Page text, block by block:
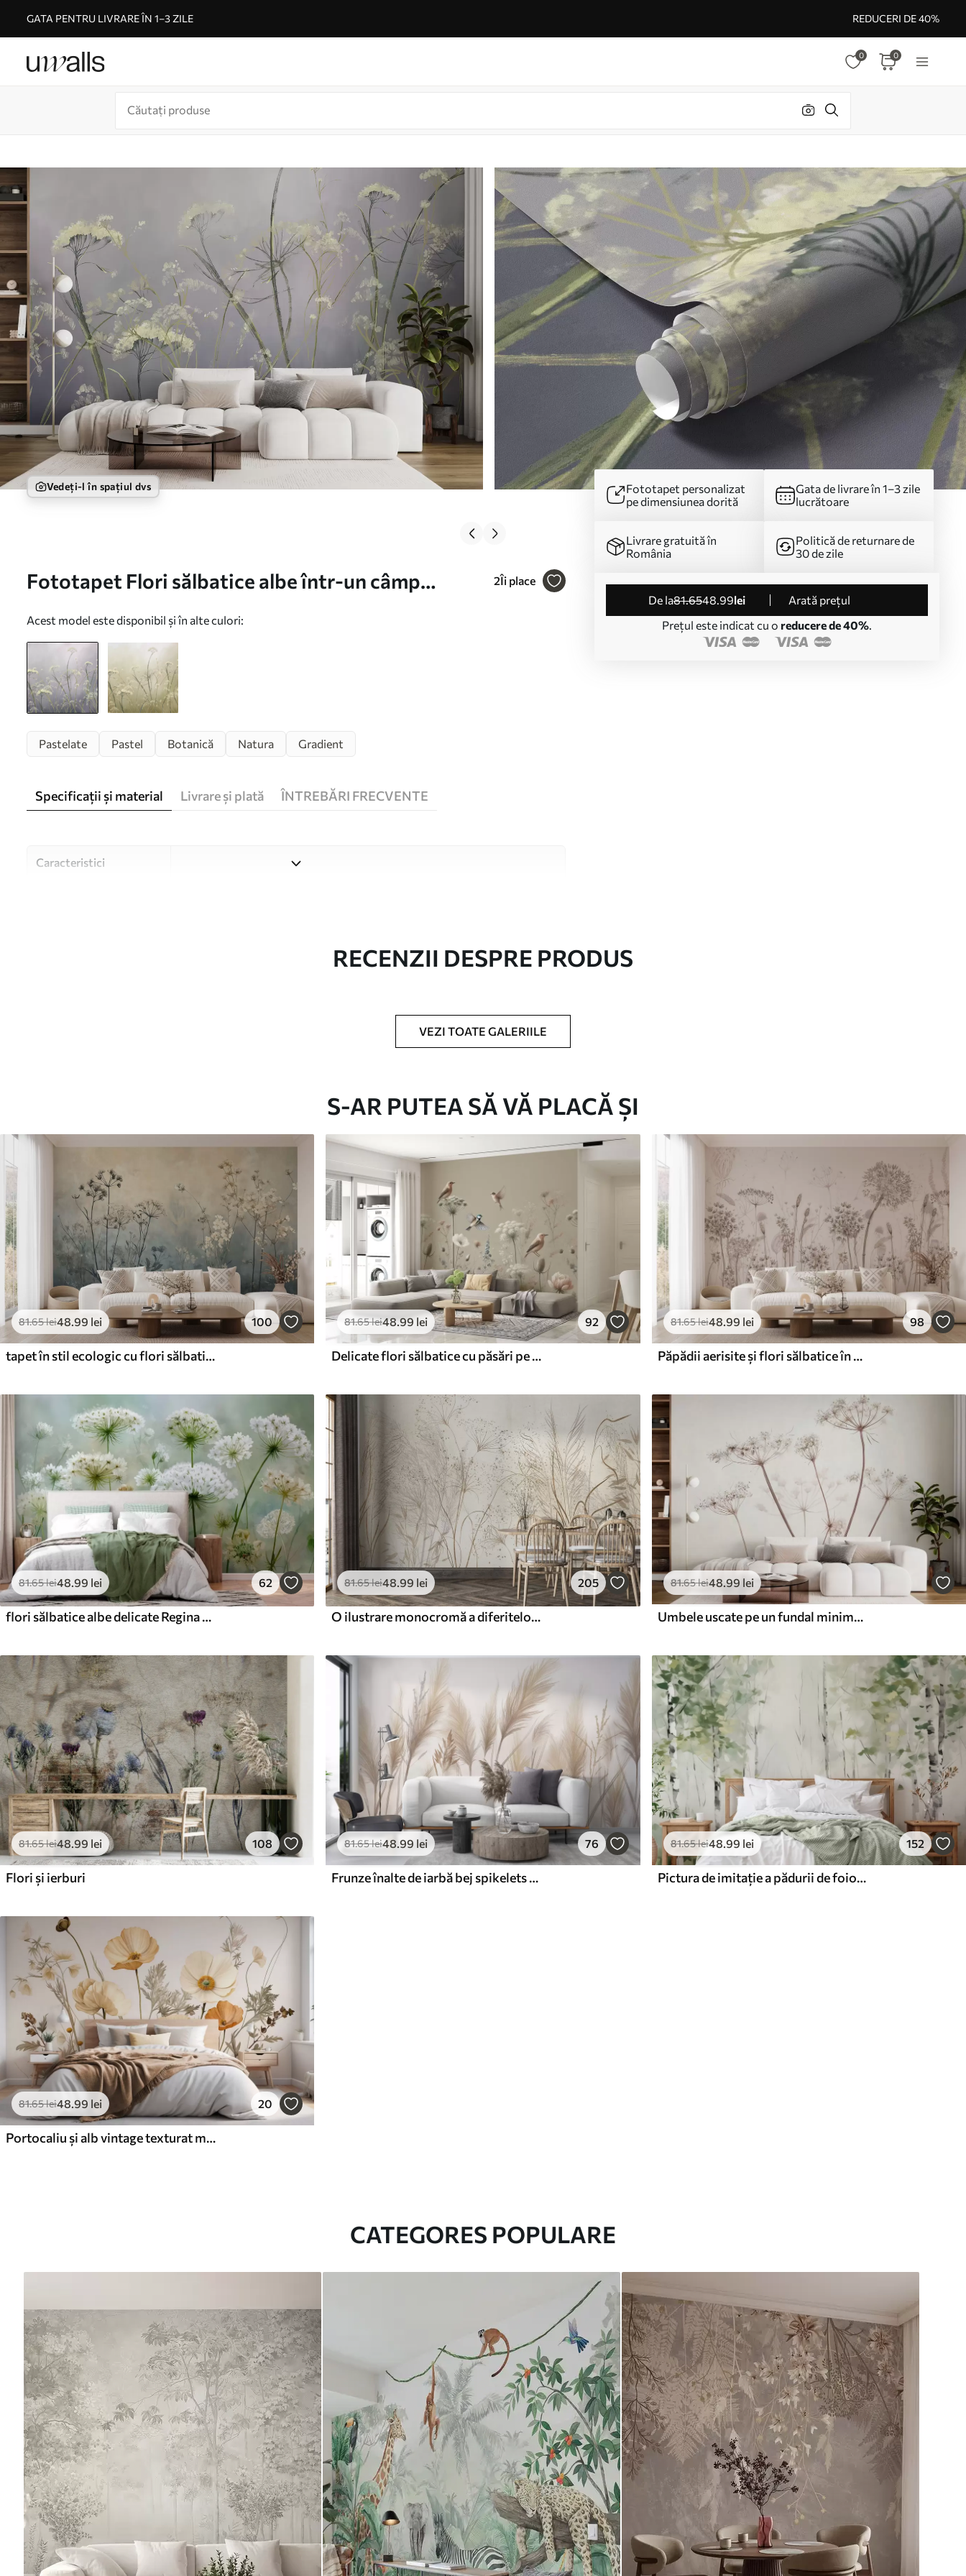
GATA PENTRU LIVRARE ÎN 1–3 ZILE REDUCERI DE 40%
0 0
Vedeți-l în spațiul dvs
Fototapet Flori sălbatice albe într-un câmp
2Îi place
Acest model este disponibil și în alte culori:
Fototapet personalizat
pe dimensiunea dorită
Gata de livrare în 1–3 zile
lucrătoare
Livrare gratuită în
România
Politică de returnare de
30 de zile
de la81.6548 .99lei
Arată prețul
Prețul este indicat cu o reducere de 40%
Pastelate Pastel Botanică Natura Gradient
Specificații și material Livrare și plată ÎNTREBĂRI FRECVENTE
Caracteristici
Disponibil cu strat de lac și/sau adeziv pentru tapet.
Curățare
Se poate curăța ușor cu un burete moale. Fototapetul cu strat de lac
Metodă de aplicare Aplicare fără cusături
Materiale disponibile
Standard
166.6599 .99 lei/m² 220 .02 132 .01 lei/m²
Vinil Premium
250.00150 .00lei/m²
Peel and Stick
.00180.00lei/m²
RECENZII DESPRE PRODUS
VEZI TOATE GALERIILE
S-AR PUTEA SĂ VĂ PLACĂ ȘI
81.65lei48.99 lei 100
tapet în stil ecologic cu flori sălbatice și plante pe un fundal texturat
81.65lei48.99 lei 92
Delicate flori sălbatice cu păsări pe un fundal bej
81.65lei48.99 lei 98
Păpădii aerisite și flori sălbatice în stil acuarelă
81.65lei48 .99 lei 62
flori sălbatice albe delicate Regina Anne, într-un stil pitoresc, tonuri verzi
81.65lei48 .99 lei 205
O ilustrare monocromă a diferitelor plante bej și spikelets cu linii delicate, wispy și texturi
81.65lei48.99 lei
Umbele uscate pe un fundal minimalist, deschis la culoare
81.65lei48 .99 lei 108
Flori și ierburi
81.65lei48 .99 lei 76
Frunze înalte de iarbă bej spikelets legănat în vânt pe un fundal moale, lumina
81.65lei48 .99 lei 152
Pictura de imitație a pădurii de foioase
81.65lei48.99 lei 20
Portocaliu și alb vintage texturat maci cu tulpini subțiri și frunze, fundal bej deschis, stil acuarelă
CATEGORES POPULARE